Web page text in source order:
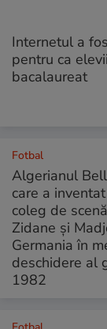
Internetul a
pentru ca
bacalaureat
Fotbal
Algerianul
care a
coleg de
Zidane și
Germania în
deschidere al
1982